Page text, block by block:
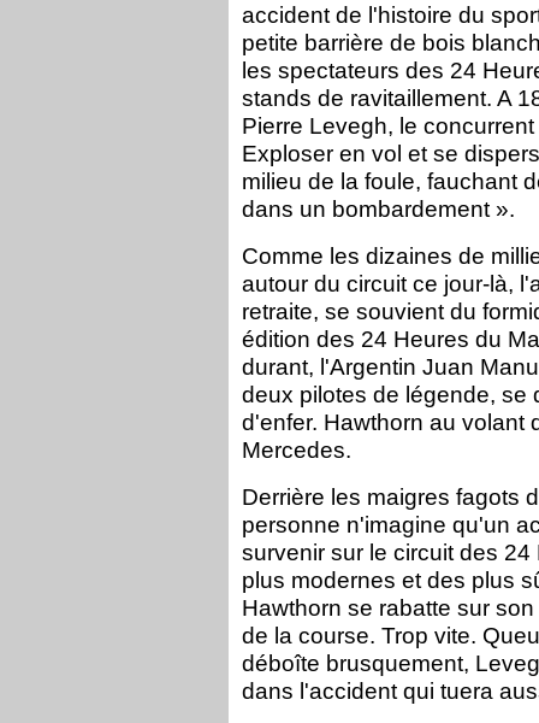
accident de l'histoire du
petite barrière de bois
les spectateurs des 24
stands de ravitaillement. A
Pierre Levegh, le
Exploser en vol et se
milieu de la foule, fauchant
dans un bombardement ».
Comme les dizaines de
autour du circuit ce jour-là,
retraite, se souvient du
édition des 24 Heures du
durant, l'Argentin Juan
deux pilotes de légende, se
d'enfer. Hawthorn au volant
Mercedes.
Derrière les maigres fagots
personne n'imagine qu'un
survenir sur le circuit des
plus modernes et des plus
Hawthorn se rabatte sur
de la course. Trop vite.
déboîte brusquement,
dans l'accident qui tuera